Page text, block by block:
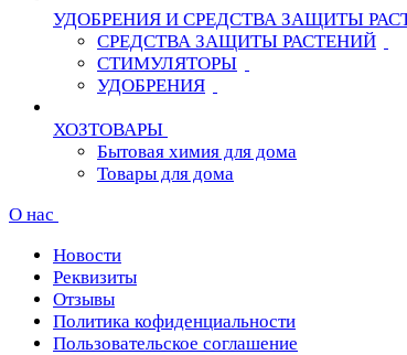
УДОБРЕНИЯ И СРЕДСТВА ЗАЩИТЫ
СРЕДСТВА ЗАЩИТЫ РАСТЕНИЙ
СТИМУЛЯТОРЫ
УДОБРЕНИЯ
ХОЗТОВАРЫ
Бытовая химия для дома
Товары для дома
О нас
Новости
Реквизиты
Отзывы
Политика кофиденциальности
Пользовательское соглашение